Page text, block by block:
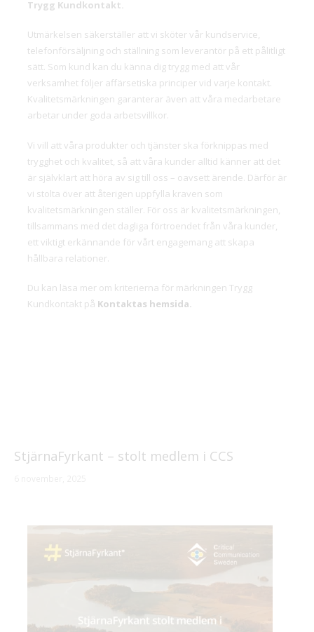
Trygg Kundkontakt.
Utmärkelsen säkerställer att vi sköter vår kundservice,
telefonförsäljning och ställning som leverantör på ett pålitligt
sätt. Som kund kan du känna dig trygg med att vår
verksamhet följer affärsetiska principer vid varje kontakt.
Kvalitetsmärkningen garanterar även att våra medarbetare
arbetar under goda arbetsvillkor.
Vi vill att våra produkter och tjänster ska förknippas med
trygghet och kvalitet, så att våra kunder alltid känner att det
är självklart att höra av sig till oss – oavsett ärende. Därför är
vi stolta över att återigen uppfylla kraven som
kvalitetsmärkningen ställer. För oss är kvalitetsmärkningen,
tillsammans med det dagliga förtroendet från våra kunder,
ett viktigt erkännande för vårt engagemang att skapa
hållbara relationer.
Du kan läsa mer om kriterierna för märkningen Trygg
Kundkontakt på Kontaktas hemsida.
StjärnaFyrkant – stolt medlem i CCS